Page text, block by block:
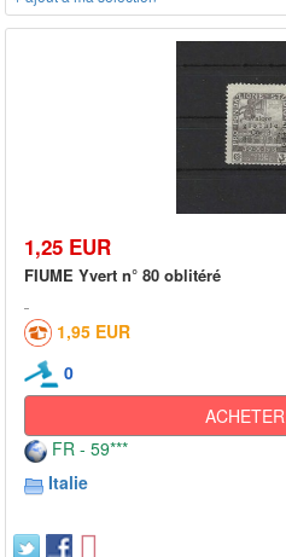
1,25 EUR
FIUME Yvert n° 80 oblitéré
1,95 EUR
0
ACHETER
FR - 59***
Italie